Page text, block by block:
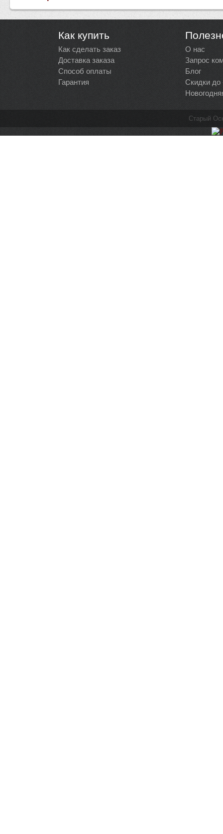
Как купить
Как сделать заказ
Доставка заказа
Способ оплаты
Гарантия
О нас
Запрос
Блог
Скидки до
Старый